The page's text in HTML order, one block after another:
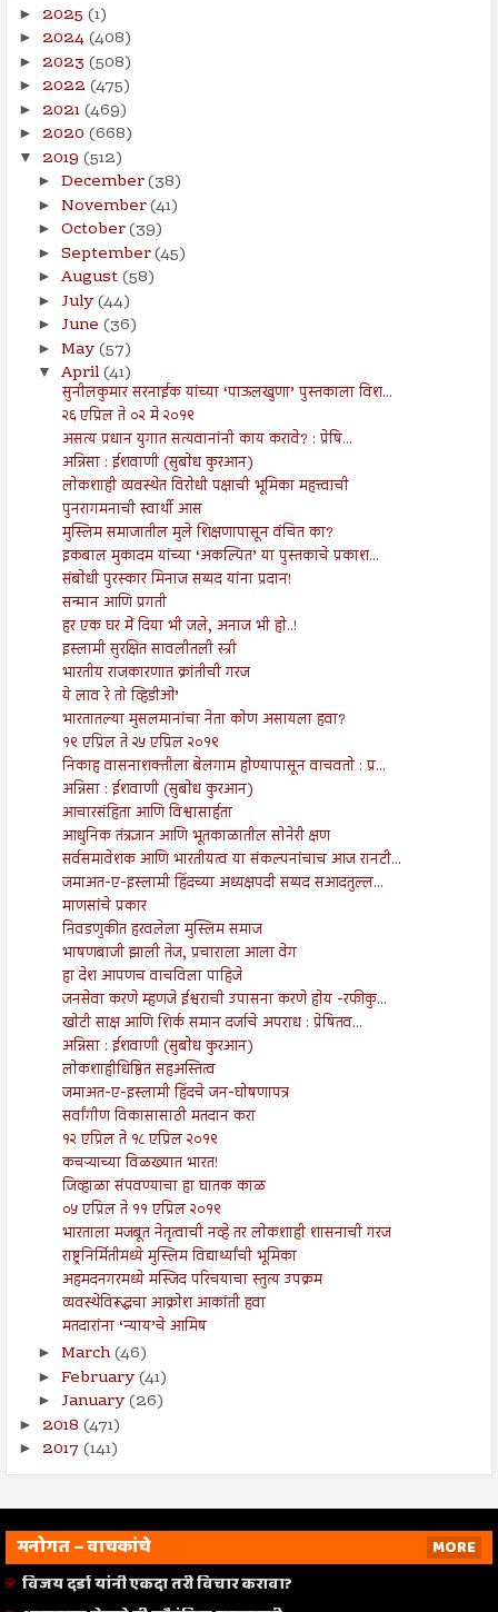
► 2025 (1)
► 2024(408)
► 2023 (508)
► 2022 (475)
► 2021(469)
► 2020 (668)
▼ 2019 (512)
► December(38)
► November(41)
► October(39)
► September(45)
► August(58)
► July(44)
► June (36)
► May(57)
▼ April(41)
सुनीलकुमार सरनाईक यांच्या ‘पाऊलखुणा’ पुस्तकाला विश...
२६ एप्रिल ते ०२ मे २०१९
असत्य प्रधान युगात सत्यवानांनी काय करावे? : प्रेषि...
अन्निसा : ईशवाणी (सुबोध कुरआन)
लोकशाही व्यवस्थेत विरोधी पक्षाची भूमिका महत्त्वाची
पुनरागमनाची स्वार्थी आस
मुस्लिम समाजातील मुले शिक्षणापासून वंचित का?
इकबाल मुकादम यांच्या ‘अकल्पित’ या पुस्तकाचे प्रकाश...
संबोधी पुरस्कार मिनाज सय्यद यांना प्रदान!
सन्मान आणि प्रगती
हर एक घर में दिया भी जले, अनाज भी हो..!
इस्लामी सुरक्षित सावलीतली स्त्री
भारतीय राजकारणात क्रांतीची गरज
ये लाव रे तो व्हिडीओ’
भारतातल्या मुसलमानांचा नेता कोण असायला हवा?
१९ एप्रिल ते २५ एप्रिल २०१९
निकाह वासनाशक्तीला बेलगाम होण्यापासून वाचवतो : प्र...
अन्निसा : ईशवाणी (सुबोध कुरआन)
आचारसंहिता आणि विश्वासार्हता
आधुनिक तंत्रज्ञान आणि भूतकाळातील सोनेरी क्षण
सर्वसमावेशक आणि भारतीयत्व या संकल्पनांचाच आज रानटी...
जमाअत-ए-इस्लामी हिंदच्या अध्यक्षपदी सय्यद सआदतुल्ल...
माणसांचे प्रकार
निवडणुकीत हरवलेला मुस्लिम समाज
भाषणबाजी झाली तेज, प्रचाराला आला वेग
हा देश आपणच वाचविला पाहिजे
जनसेवा करणे म्हणजे ईश्वराची उपासना करणे होय -रफीकु...
खोटी साक्ष आणि शिर्क समान दर्जाचे अपराध : प्रेषितव...
अन्निसा : ईशवाणी (सुबोध कुरआन)
लोकशाहीधिष्ठित सहअस्तित्व
जमाअत-ए-इस्लामी हिंदचे जन-घोषणापत्र
सर्वांगीण विकासासाठी मतदान करा
१२ एप्रिल ते १८ एप्रिल २०१९
कचऱ्याच्या विळख्यात भारत!
जिव्हाळा संपवण्याचा हा घातक काळ
०५ एप्रिल ते ११ एप्रिल २०१९
भारताला मजबूत नेतृत्वाची नव्हे तर लोकशाही शासनाची गरज
राष्ट्रनिर्मितीमध्ये मुस्लिम विद्यार्थ्यांची भूमिका
अहमदनगरमध्ये मस्जिद परिचयाचा स्तुत्य उपक्रम
व्यवस्थेविरूद्धचा आक्रोश आकांती हवा
मतदारांना ‘न्याय’चे आमिष
► March(46)
► February(41)
► January(26)
► 2018 (471)
► 2017 (141)
मनोगत – वाचकांचे
MORE
विजय दर्डा यांनी एकदा तरी विचार करावा?